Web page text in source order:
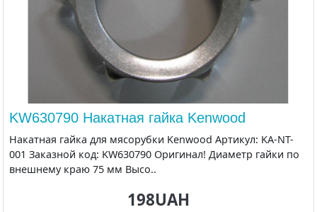
KW630790 Накатная гайка Kenwood
Накатная гайка для мясорубки Kenwood Артикул: KA-NT-
001 Заказной код: KW630790 Оригинал! Диаметр гайки по
внешнему краю 75 мм Высо..
198UAH